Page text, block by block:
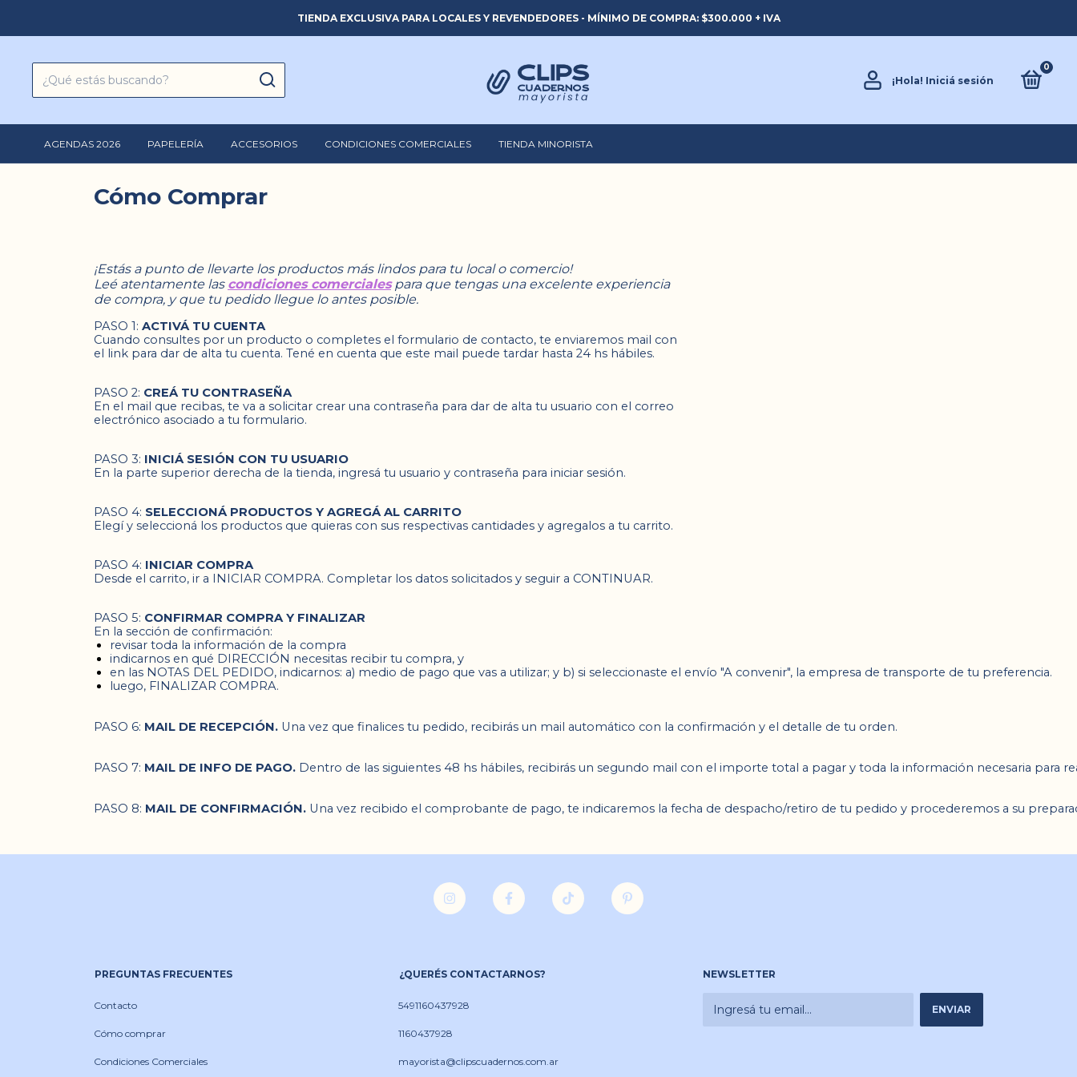
TIENDA EXCLUSIVA PARA LOCALES Y REVENDEDORES - MÍNIMO DE COMPRA: $300.000 + IVA
¡Hola! Iniciá sesión
0
AGENDAS 2026 PAPELERÍA ACCESORIOS CONDICIONES COMERCIALES TIENDA MINORISTA
Cómo Comprar
¡Estás a punto de llevarte los productos más lindos para tu local o comercio!
Leé atentamente las condiciones comerciales para que tengas una excelente experiencia
de compra, y que tu pedido llegue lo antes posible.
PASO 1: ACTIVÁ TU CUENTA
Cuando consultes por un producto o completes el formulario de contacto, te enviaremos mail con
el link para dar de alta tu cuenta. Tené en cuenta que este mail puede tardar hasta 24 hs hábiles.
PASO 2: CREÁ TU CONTRASEÑA
En el mail que recibas, te va a solicitar crear una contraseña para dar de alta tu usuario con el correo
electrónico asociado a tu formulario.
PASO 3: INICIÁ SESIÓN CON TU USUARIO
En la parte superior derecha de la tienda, ingresá tu usuario y contraseña para iniciar sesión.
PASO 4: SELECCIONÁ PRODUCTOS Y AGREGÁ AL CARRITO
Elegí y seleccioná los productos que quieras con sus respectivas cantidades y agregalos a tu carrito.
PASO 4: INICIAR COMPRA
Desde el carrito, ir a INICIAR COMPRA. Completar los datos solicitados y seguir a CONTINUAR.
PASO 5: CONFIRMAR COMPRA Y FINALIZAR
En la sección de confirmación:
revisar toda la información de la compra
indicarnos en qué DIRECCIÓN necesitas recibir tu compra, y
en las NOTAS DEL PEDIDO, indicarnos: a) medio de pago que vas a utilizar; y b) si seleccionaste el envío "A convenir", la empresa de transporte de tu preferencia.
luego, FINALIZAR COMPRA.
PASO 6: MAIL DE RECEPCIÓN. Una vez que finalices tu pedido, recibirás un mail automático con la confirmación y el detalle de tu orden.
PASO 7: MAIL DE INFO DE PAGO. Dentro de las siguientes 48 hs hábiles, recibirás un segundo mail con el importe total a pagar y toda la información necesaria para
PASO 8: MAIL DE CONFIRMACIÓN. Una vez recibido el comprobante de pago, te indicaremos la fecha de despacho/retiro de tu pedido y procederemos a su
PREGUNTAS FRECUENTES
Contacto
Cómo comprar
Condiciones Comerciales
¿QUERÉS CONTACTARNOS?
5491160437928
1160437928
mayorista@clipscuadernos.com.ar
NEWSLETTER